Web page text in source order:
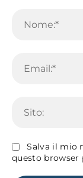
Salva il mio
questo browser